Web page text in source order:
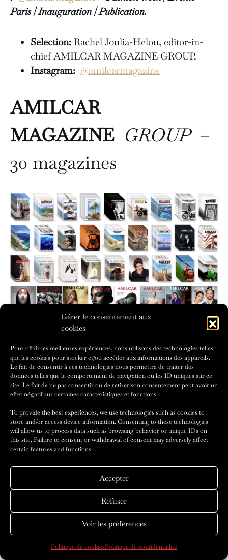
Gérer le consentement aux
cookies
Pour offrir les meilleures expériences, nous utilisons des technologies telles
que les cookies pour stocker et/ou accéder aux informations des appareils.
Le fait de consentir à ces technologies nous permettra de traiter des
données telles que le comportement de navigation ou les ID uniques sur ce
site. Le fait de ne pas consentir ou de retirer son consentement peut avoir un
effet négatif sur certaines caractéristiques et fonctions.
To provide the best experiences, we use technologies such as cookies to
store and/or access device information. Consenting to these technologies
will allow us to process data such as browsing behavior or unique IDs on
this site. Failure to consent or withdrawal of consent may adversely affect
certain features and functions.
Accepter
Refuser
Voir les préférences
Politique de cookiesPolitique de confidentialité
Paris | Inauguration | Publication.
Selection: Rachel Joulia-Helou, editor-in-
chief AMILCAR MAGAZINE GROUP.
Instagram: @amilcarmagazine
AMILCAR
MAGAZINE GROUP –
30 magazines
AMILCAR
MAGAZINEGROUP
AMILCAR MAGAZINE to discover on
Linktr.ee:https://linktr.ee/amilcarmagazine